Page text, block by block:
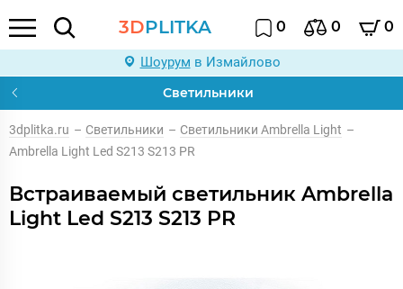
3DPLITKA 0 0 0
Шоурум в Измайлово
Светильники
3dplitka.ru – Светильники – Светильники Ambrella Light –
Ambrella Light Led S213 S213 PR
Встраиваемый светильник Ambrella
Light Led S213 S213 PR